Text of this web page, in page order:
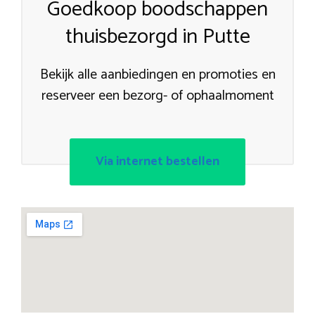
Goedkoop boodschappen
thuisbezorgd in Putte
Bekijk alle aanbiedingen en promoties en
reserveer een bezorg- of ophaalmoment
Via internet bestellen